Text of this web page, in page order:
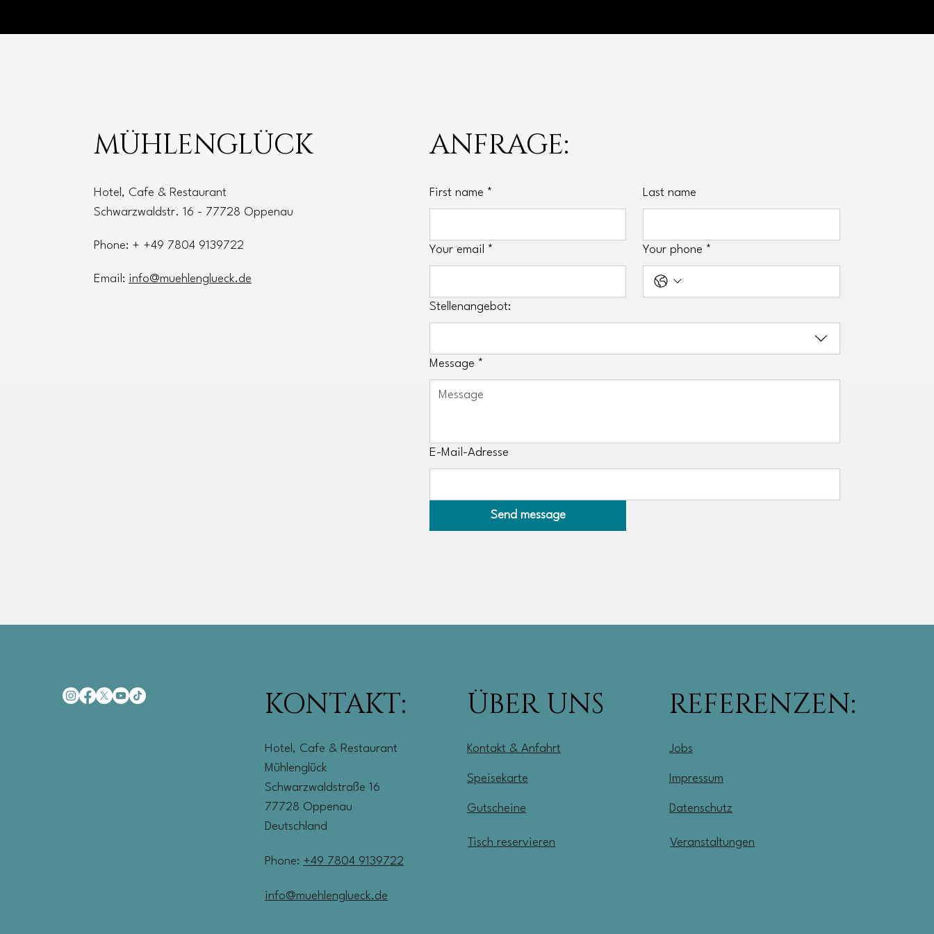
MÜHLENGLÜCK
Hotel, Cafe & Restaurant
Schwarzwaldstr. 16 - 77728 Oppenau
Phone: + +49 7804 9139722
Email: info@muehlenglueck.de
ANFRAGE:
First name * Last name
Your email * Your phone *
Stellenangebot:
Message *
E-Mail-Adresse
Send message
KONTAKT:
Hotel, Cafe & Restaurant
Mühlenglück
Schwarzwaldstraße 16
77728 Oppenau
Deutschland
Phone: +49 7804 9139722
info@muehlenglueck.de
ÜBER UNS
Kontakt & Anfahrt
Speisekarte
Gutscheine
Tisch reservieren
REFERENZEN:
Jobs
Impressum
Datenschutz
Veranstaltungen